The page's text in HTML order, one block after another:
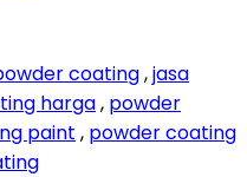
coating,jasa
harga, powder
paint , powder coating